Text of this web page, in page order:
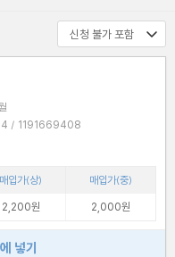
ISBN : 9791191669404 / 1191669408
매입가(상)
매입가(중)
2,200원 2,000원
넣기